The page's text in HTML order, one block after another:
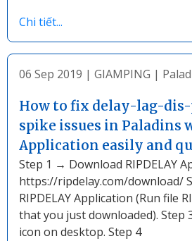
Chi tiết...
06 Sep 2019 | GIAMPING |
How to fix delay-lag-
spike issues in Paladins
Application easily and
Step 1 → Download RIPDELAY
https://ripdelay.com/download/
RIPDELAY Application (Run file
that you just downloaded). Step
icon on desktop. Step 4